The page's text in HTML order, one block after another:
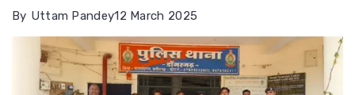
By Uttam Pandey12 March 2025